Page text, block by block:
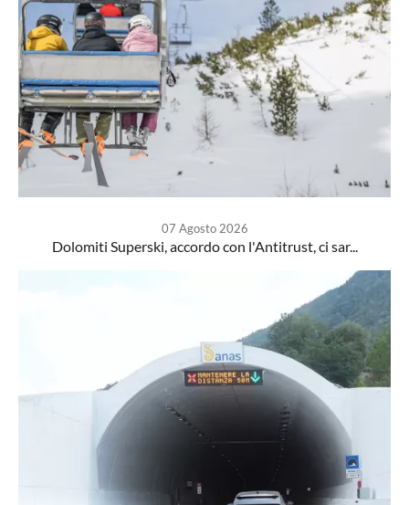
07 Agosto 2026
Dolomiti Superski, accordo con l'Antitrust, ci sar...